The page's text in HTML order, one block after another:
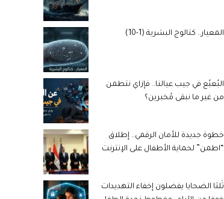
المعيار.. كتالوج البشرية (1-10)
البُعبُع في جيب عيالنا.. فإزاي نتطمن
من غير ما نبقى مُخبرين؟
خطوة جديدة للأمان الرقمي.. إطلاق
“اطمن” لحماية الأطفال على الإنترنت
ثُلثا الضحايا يفضلون إخفاء التهديدات